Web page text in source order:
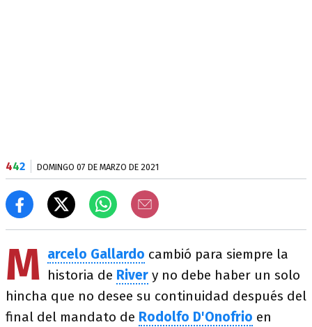
442 DOMINGO 07 DE MARZO DE 2021
M arcelo Gallardo cambió para siempre la
historia de River y no debe haber un solo
hincha que no desee su continuidad después del
final del mandato de Rodolfo D'Onofrio en